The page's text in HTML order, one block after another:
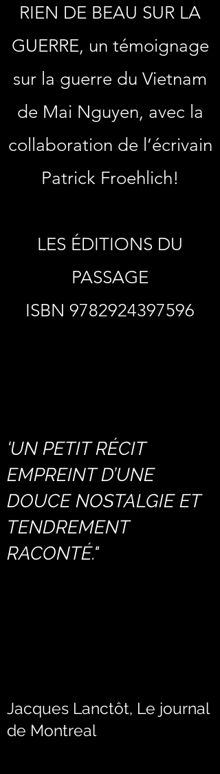
RIEN DE BEAU SUR LA
GUERRE, un témoignage
sur la guerre du Vietnam
de Mai Nguyen, avec la
collaboration de l’écrivain
Patrick Froehlich!
LES ÉDITIONS DU
PASSAGE
ISBN 9782924397596
'UN PETIT RÉCIT
EMPREINT D’UNE
DOUCE NOSTALGIE ET
TENDREMENT
RACONTÉ."
Jacques Lanctôt, Le journal
de Montreal